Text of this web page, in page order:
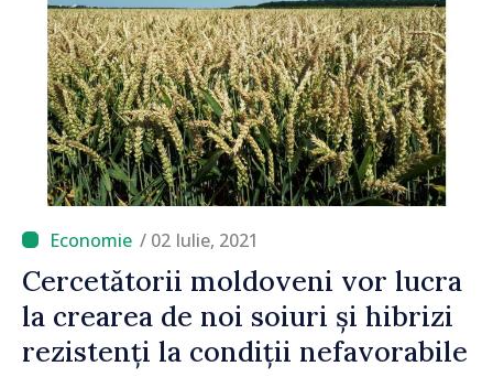
/ 02 Iulie, 2021
Cercetătorii moldoveni vor lucra
la crearea de noi soiuri și hibrizi
rezistenți la condiții nefavorabile